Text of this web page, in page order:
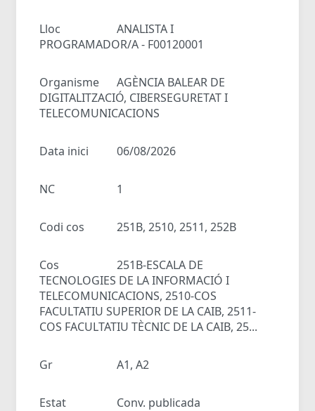
Lloc
ANALISTA I
PROGRAMADOR/A - F00120001
Organisme
AGÈNCIA BALEAR DE
DIGITALITZACIÓ, CIBERSEGURETAT I
TELECOMUNICACIONS
Data inici 06/08/2026
NC 1
Codi cos 251B, 2510, 2511, 252B
Cos
251B-ESCALA DE
TECNOLOGIES DE LA INFORMACIÓ I
TELECOMUNICACIONS, 2510-COS
FACULTATIU SUPERIOR DE LA CAIB, 2511-
COS FACULTATIU TÈCNIC DE LA CAIB, 25...
Gr A1, A2
Estat Conv. publicada